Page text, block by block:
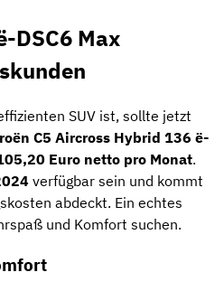
DSC6 Max
SUV ist, sollte jetzt
C5 Aircross Hybrid 136 ë-
Euro netto pro Monat.
verfügbar sein und kommt
abdeckt. Ein echtes
und Komfort suchen.